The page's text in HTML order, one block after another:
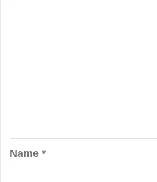
Name *